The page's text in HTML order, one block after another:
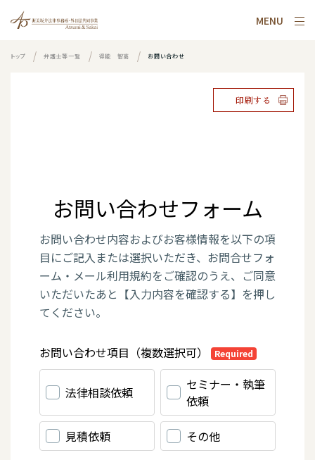
MENU
トップ 弁護士等一覧 得能 智高 お問い合わせ
印刷する